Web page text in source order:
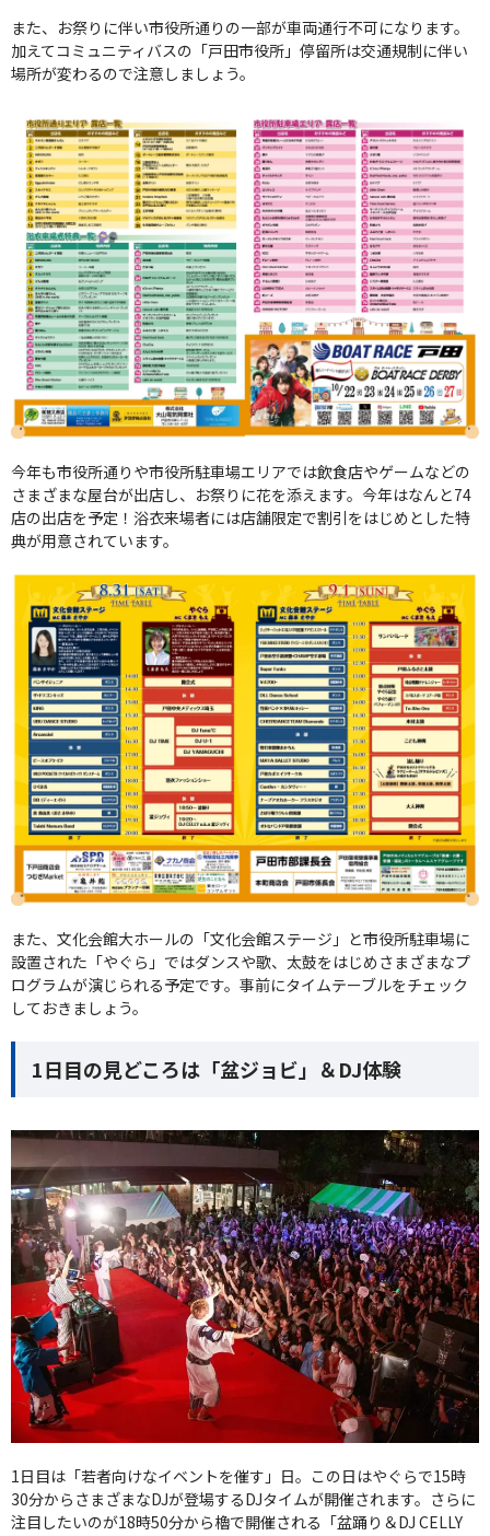
また、お祭りに伴い市役所通りの一部が車両通行不可になります。
加えてコミュニティバスの「戸田市役所」停留所は交通規制に伴い
場所が変わるので注意しましょう。
今年も市役所通りや市役所駐車場エリアでは飲食店やゲームなどの
さまざまな屋台が出店し、お祭りに花を添えます。今年はなんと74
店の出店を予定！浴衣来場者には店舗限定で割引をはじめとした特
典が用意されています。
また、文化会館大ホールの「文化会館ステージ」と市役所駐車場に
設置された「やぐら」ではダンスや歌、太鼓をはじめさまざまなプ
ログラムが演じられる予定です。事前にタイムテーブルをチェック
しておきましょう。
1日目の見どころは「盆ジョビ」＆DJ体験
1日目は「若者向けなイベントを催す」日。この日はやぐらで15時
30分からさまざまなDJが登場するDJタイムが開催されます。さらに
注目したいのが18時50分から櫓で開催される「盆踊り＆DJ CELLY